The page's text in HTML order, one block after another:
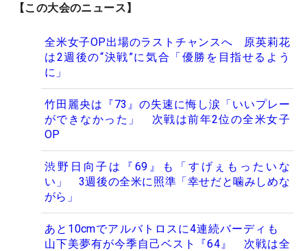
【この大会のニュース】
全米女子OP出場のラストチャンスへ 原英莉花
は2週後の“決戦”に気合「優勝を目指せるよう
に」
竹田麗央は『73』の失速に悔し涙「いいプレー
ができなかった」 次戦は前年2位の全米女子
OP
渋野日向子は『69』も「すげぇもったいな
い」 3週後の全米に照準「幸せだと噛みしめな
がら」
あと10cmでアルバトロスに4連続バーディも
山下美夢有が今季自己ベスト『64』 次戦は全